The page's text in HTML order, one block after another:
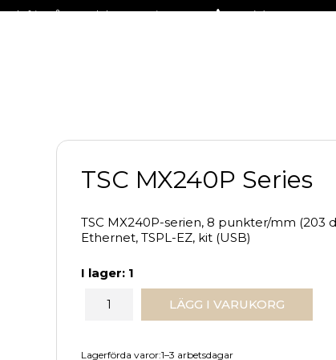
Fraktfritt på stora delar av sortimentet +46 (0)31-27 42 30
TSC MX240P Series
TSC MX240P-serien, 8 punkter/mm (203
Ethernet, TSPL-EZ, kit (USB)
I lager: 1
LÄGG I VARUKORG
Lagerförda varor:1–3 arbetsdagar